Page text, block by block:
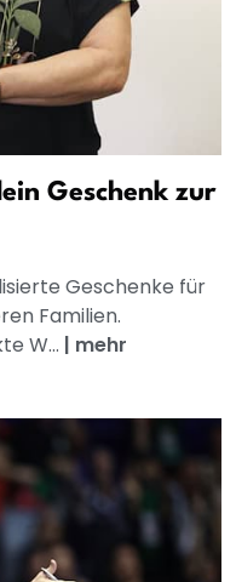
Geschenk zur
Geschenke für
Familien.
W... | mehr